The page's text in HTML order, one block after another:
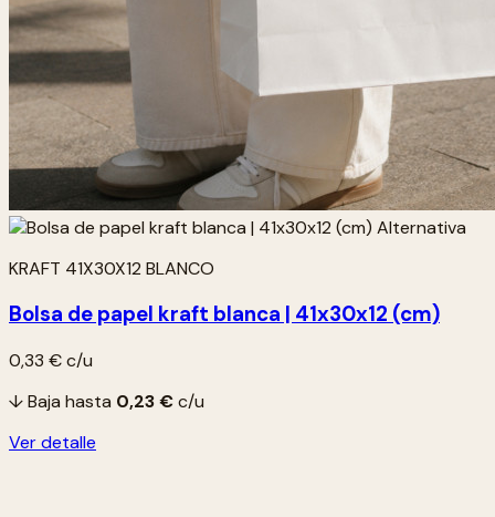
KRAFT 41X30X12 BLANCO
Bolsa de papel kraft blanca | 41x30x12 (cm)
0,33 €c/u
↓ Baja hasta 0,23 €c/u
Ver detalle